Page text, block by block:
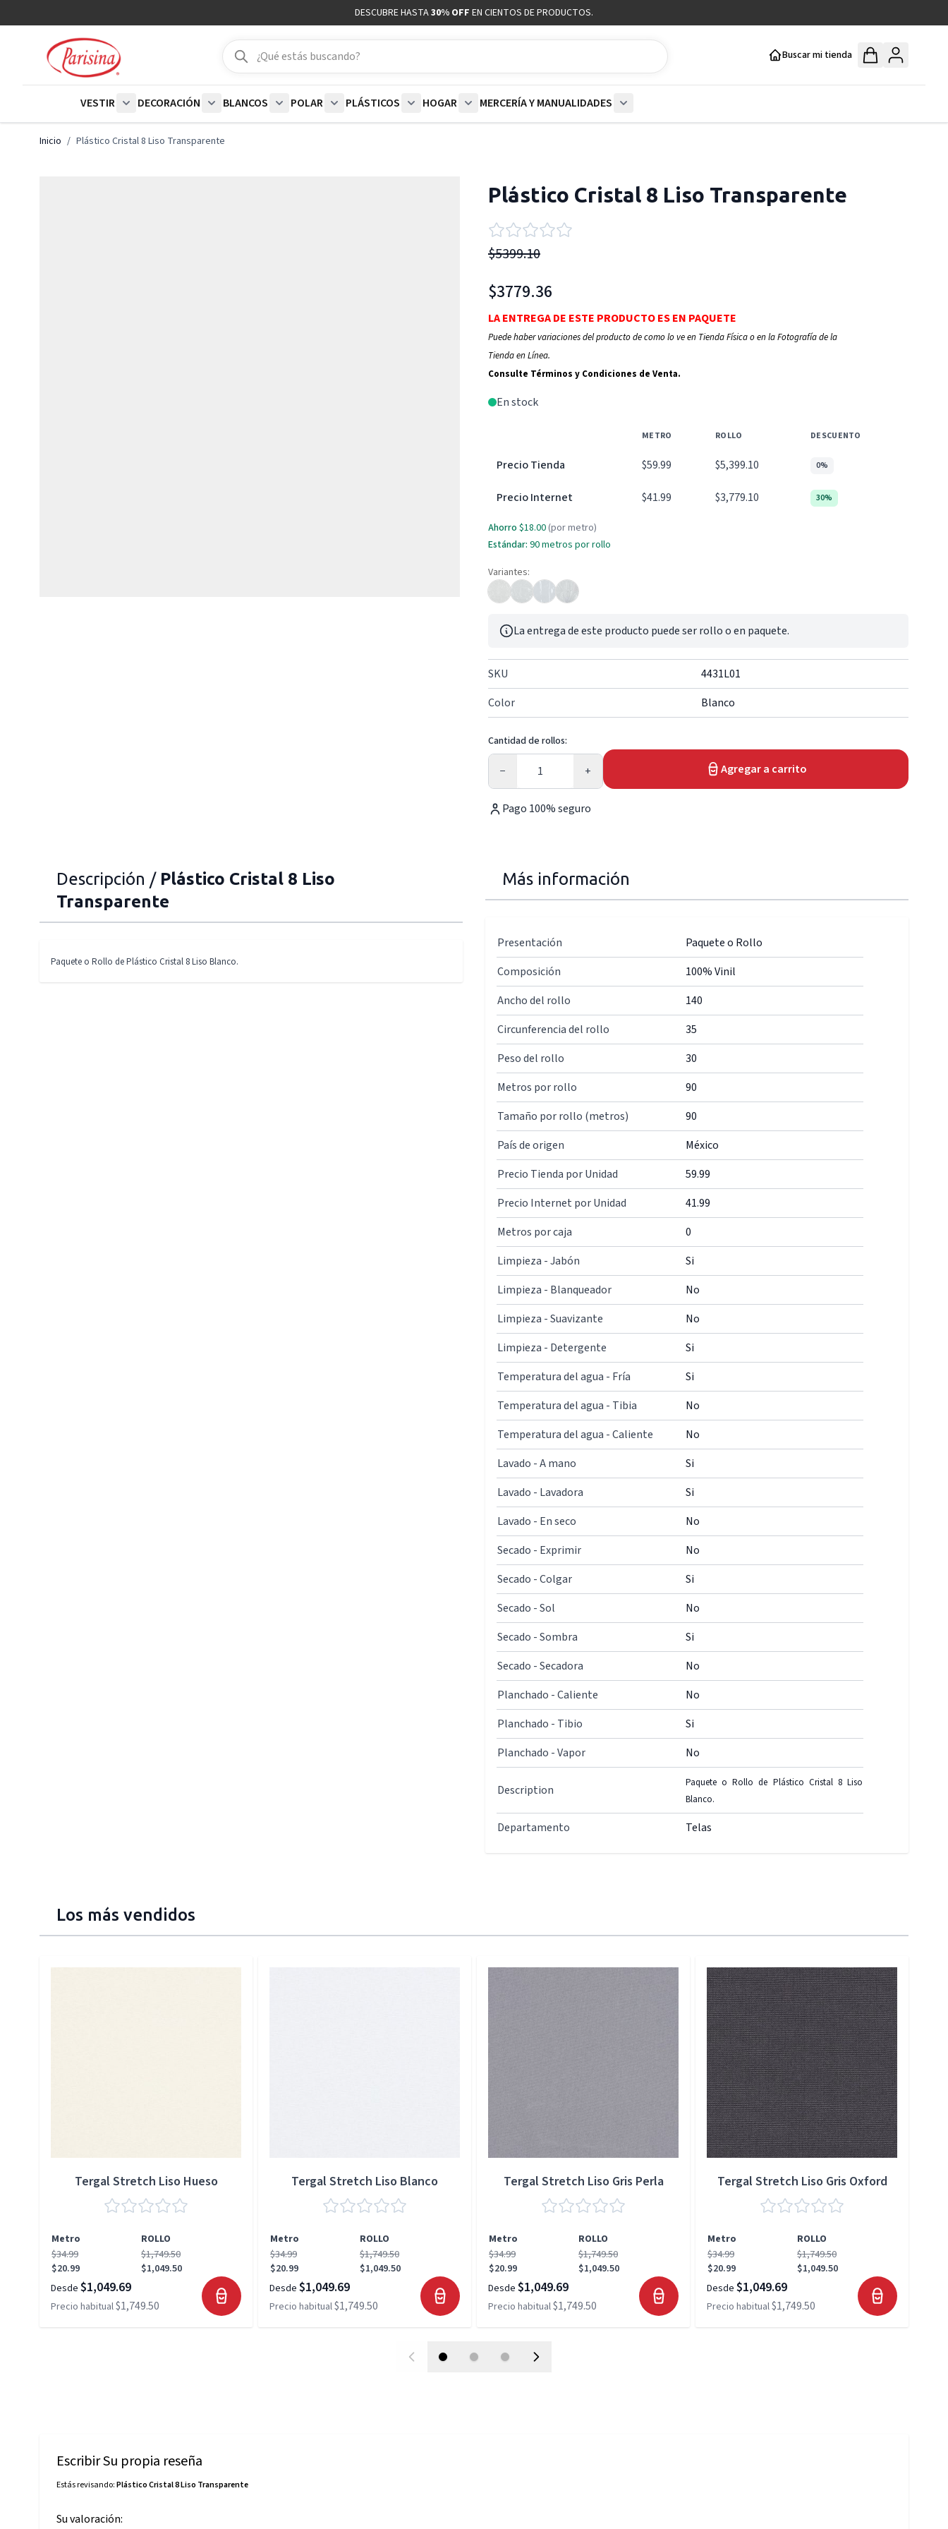
DESCUBRE HASTA30% OFF EN CIENTOS DE PRODUCTOS.
Buscar
Buscar
Buscar mi tienda
VESTIR
DECORACIÓN
BLANCOS
POLAR
PLÁSTICOS
HOGAR
MERCERÍA Y MANUALIDADES
Inicio / Plástico Cristal 8 Liso Transparente
Plástico Cristal 8 Liso Transparente
$5399.10
$3779.36
LA ENTREGA DE ESTE PRODUCTO ES EN PAQUETE
Puede haber variaciones del producto de como lo ve en Tienda Física o en la Fotografía de la
Tienda en Línea.
Consulte Términos y Condiciones de Venta.
En stock
METRO ROLLO DESCUENTO
Precio Tienda $59.99 $5,399.10 0%
Precio Internet $41.99 $3,779.10 30%
Ahorro $18.00 (por metro)
Estándar: 90 metros por rollo
Variantes:
La entrega de este producto puede ser rollo o en paquete.
SKU
4431L01
Color
Blanco
Cantidad de rollos:
−
Cantidad
+ Agregar a carrito
Pago 100% seguro
Descripción / Plástico Cristal 8 Liso
Transparente
Paquete o Rollo de Plástico Cristal 8 Liso Blanco.
Más información
Presentación
Paquete o Rollo
Composición
100% Vinil
Ancho del rollo
140
Circunferencia del rollo
35
Peso del rollo
30
Metros por rollo
90
Tamaño por rollo (metros)
90
País de origen
México
Precio Tienda por Unidad
59.99
Precio Internet por Unidad
41.99
Metros por caja
0
Limpieza - Jabón
Si
Limpieza - Blanqueador
No
Limpieza - Suavizante
No
Limpieza - Detergente
Si
Temperatura del agua - Fría
Si
Temperatura del agua - Tibia
No
Temperatura del agua - Caliente
No
Lavado - A mano
Si
Lavado - Lavadora
Si
Lavado - En seco
No
Secado - Exprimir
No
Secado - Colgar
Si
Secado - Sol
No
Secado - Sombra
Si
Secado - Secadora
No
Planchado - Caliente
No
Planchado - Tibio
Si
Planchado - Vapor
No
Description
Paquete o Rollo de Plástico Cristal 8 Liso
Blanco.
Departamento Telas
Los más vendidos
Tergal Stretch Liso Hueso
Metro
ROLLO
$34.99
$20.99
$1,749.50
$1,049.50
Desde $1,049.69
Precio habitual$1,749.50
Tergal Stretch Liso Blanco
Metro
ROLLO
$34.99
$20.99
$1,749.50
$1,049.50
Desde $1,049.69
Precio habitual$1,749.50
Tergal Stretch Liso Gris Perla
Metro
ROLLO
$34.99
$20.99
$1,749.50
$1,049.50
Desde $1,049.69
Precio habitual$1,749.50
Tergal Stretch Liso Gris Oxford
Metro
ROLLO
$34.99
$20.99
$1,749.50
$1,049.50
Desde $1,049.69
Precio habitual$1,749.50
Escribir Su propia reseña
Estás revisando:Plástico Cristal 8 Liso Transparente
Su valoración: